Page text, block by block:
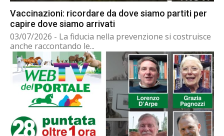
Vaccinazioni: ricordare da dove siamo partiti per
capire dove siamo arrivati
03/07/2026 - La fiducia nella prevenzione si costruisce
anche raccontando le...